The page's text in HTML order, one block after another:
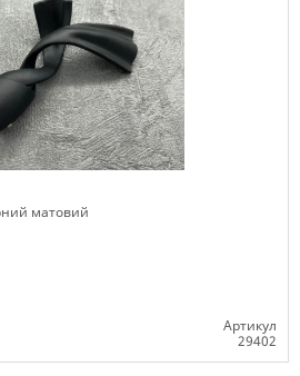
матовий
Артикул
29402